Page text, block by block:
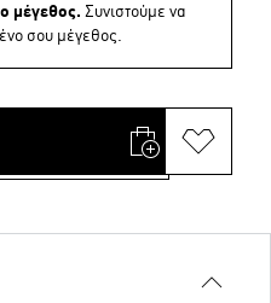
μέγεθος. Συνιστούμε να
σου μέγεθος.